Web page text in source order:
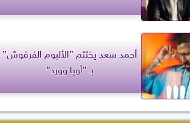
أحمد سعد يختتم ”الألبوم الفرفوش”
بـ ”أوبا وورد”